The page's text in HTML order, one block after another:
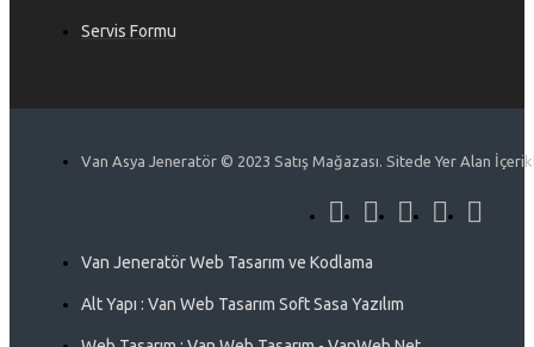
Servis Formu
Van Asya Jeneratör © 2023 Satış Mağazası. Sitede Yer Alan
Van Jeneratör Web Tasarım ve Kodlama
Alt Yapı : Van Web Tasarım Soft Sasa Yazılım